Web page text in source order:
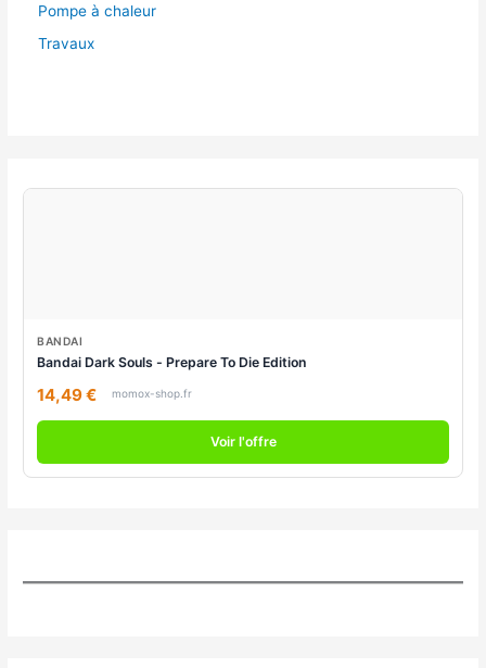
Pompe à chaleur
Travaux
BANDAI
Bandai Dark Souls - Prepare To Die Edition
14,49 € momox-shop.fr
Voir l'offre